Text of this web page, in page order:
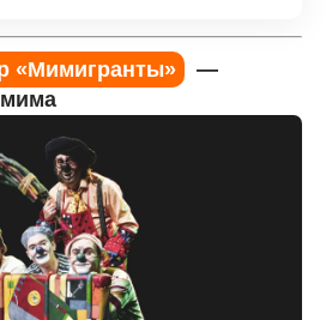
«Мимигранты»
—